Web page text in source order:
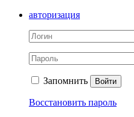
авторизация
Запомнить Войти
Восстановить пароль